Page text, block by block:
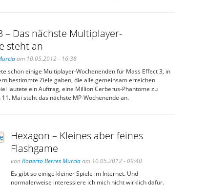
– Das nächste Multiplayer-
steht an
am 10.05.2012 - 16:38
schon einige Multiplayer-Wochenenden für Mass Effect 3, in
bestimmte Ziele gaben, die alle gemeinsam erreichen
lautete ein Auftrag, eine Million Cerberus-Phantome zu
Mai steht das nächste MP-Wochenende an.
Hexagon – Kleines aber feines
Flashgame
von Roberto Berres Murciaam 10.05.2012 - 09:40
Es gibt so einige kleiner Spiele im Internet. Und
normalerweise interessiere ich mich nicht wirklich dafür.